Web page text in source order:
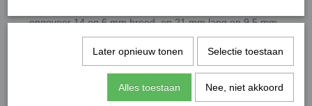
ongeveer 14 en 6 mm breed, en 21 mm lang en 9,5 mm
50 gram bevat ongeveer 25 steentjes. Exacte aantal varieert
vanwege de mix van 2 afmetingen.
Later opnieuw tonen Selectie toestaan
Alles toestaan Nee, niet akkoord